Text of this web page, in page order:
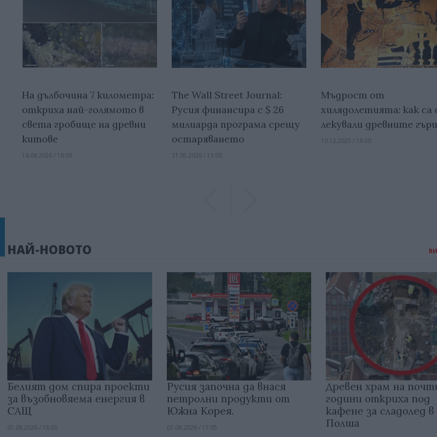
На дълбочина 7 километра:
откриха най-голямото в
света гробище на древни
китове
14.06.2026 / 18:00
The Wall Street Journal:
Русия финансира с $ 26
милиарда програма срещу
остаряването
31.05.2026 / 13:00
Мъдрост от
хилядолетията: как са
лекували древните
10.12.2025 / 18:30
НАЙ-НОВОТО
Белият дом спира проекти
за възобновяема енергия в
САЩ
07.08.2026 / 18:00
Русия започна да внася
петролни продукти от
Южна Корея.
07.08.2026 / 17:05
Древен храм на
години откриха под
кафене за сладолед в
Полша